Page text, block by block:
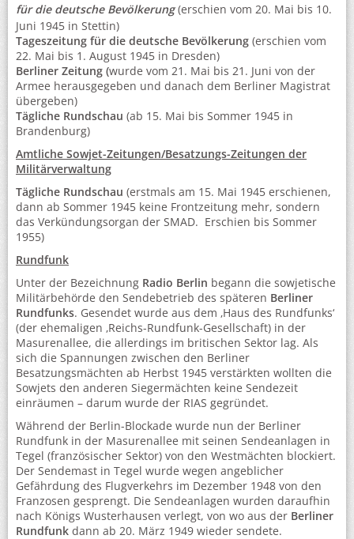
für die deutsche Bevölkerung (erschien vom 20. Mai bis 10.
Juni 1945 in Stettin)
Tageszeitung für die deutsche Bevölkerung (erschien vom
22. Mai bis 1. August 1945 in Dresden)
Berliner Zeitung (wurde vom 21. Mai bis 21. Juni von der
Armee herausgegeben und danach dem Berliner Magistrat
übergeben)
Tägliche Rundschau (ab 15. Mai bis Sommer 1945 in
Brandenburg)
Amtliche Sowjet-Zeitungen/Besatzungs-Zeitungen der
Militärverwaltung
Tägliche Rundschau (erstmals am 15. Mai 1945 erschienen,
dann ab Sommer 1945 keine Frontzeitung mehr, sondern
das Verkündungsorgan der SMAD. Erschien bis Sommer
1955)
Rundfunk
Unter der Bezeichnung Radio Berlin begann die sowjetische
Militärbehörde den Sendebetrieb des späteren Berliner
Rundfunks. Gesendet wurde aus dem ‚Haus des Rundfunks‘
(der ehemaligen ‚Reichs-Rundfunk-Gesellschaft) in der
Masurenallee, die allerdings im britischen Sektor lag. Als
sich die Spannungen zwischen den Berliner
Besatzungsmächten ab Herbst 1945 verstärkten wollten die
Sowjets den anderen Siegermächten keine Sendezeit
einräumen – darum wurde der RIAS gegründet.
Während der Berlin-Blockade wurde nun der Berliner
Rundfunk in der Masurenallee mit seinen Sendeanlagen in
Tegel (französischer Sektor) von den Westmächten blockiert.
Der Sendemast in Tegel wurde wegen angeblicher
Gefährdung des Flugverkehrs im Dezember 1948 von den
Franzosen gesprengt. Die Sendeanlagen wurden daraufhin
nach Königs Wusterhausen verlegt, von wo aus der Berliner
Rundfunk dann ab 20. März 1949 wieder sendete.